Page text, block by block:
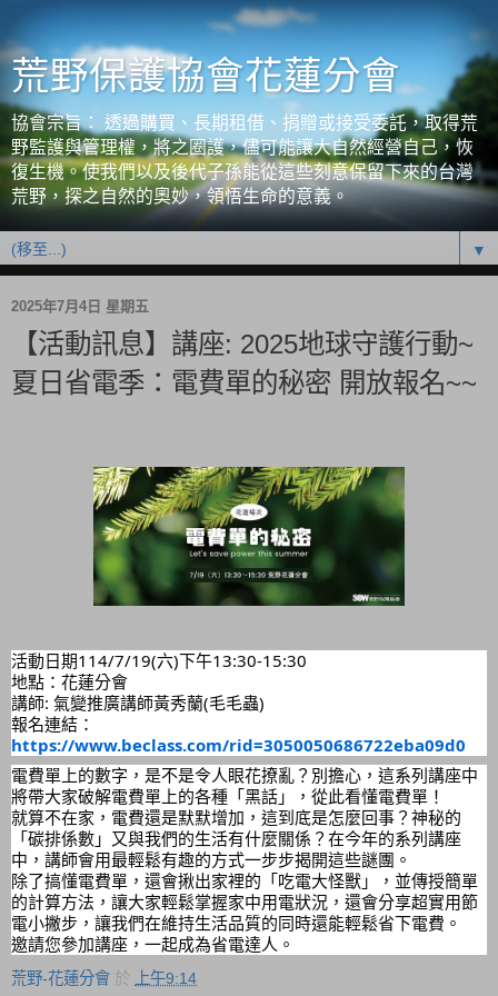
荒野保護協會花蓮分會
協會宗旨： 透過購買、長期租借、捐贈或接受委託，取得荒
野監護與管理權，將之圈護，儘可能讓大自然經營自己，恢
復生機。使我們以及後代子孫能從這些刻意保留下來的台灣
荒野，探之自然的奧妙，領悟生命的意義。
▼
2025年7月4日 星期五
【活動訊息】講座: 2025地球守護行動~
夏日省電季：電費單的秘密 開放報名~~
活動日期114/7/19(六)下午13:30-15:30
地點：花蓮分會
講師: 氣變推廣講師黃秀蘭(毛毛蟲)
報名連結：
https://www.beclass.com/rid=3050050686722eba09d0
電費單上的數字，是不是令人眼花撩亂？別擔心，這系列講座中
將帶大家破解電費單上的各種「黑話」，從此看懂電費單！
就算不在家，電費還是默默增加，這到底是怎麼回事？神秘的
「碳排係數」又與我們的生活有什麼關係？在今年的系列講座
中，講師會用最輕鬆有趣的方式一步步揭開這些謎團。
除了搞懂電費單，還會揪出家裡的「吃電大怪獸」，並傳授簡單
的計算方法，讓大家輕鬆掌握家中用電狀況，還會分享超實用節
電小撇步，讓我們在維持生活品質的同時還能輕鬆省下電費。
邀請您參加講座，一起成為省電達人。
荒野-花蓮分會 於 上午9:14